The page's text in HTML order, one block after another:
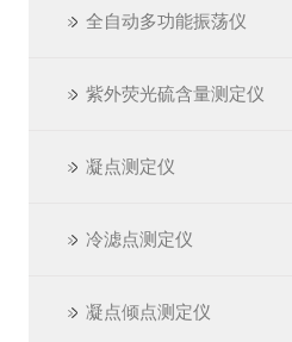
全自动多功能振荡仪
紫外荧光硫含量测定仪
凝点测定仪
冷滤点测定仪
凝点倾点测定仪